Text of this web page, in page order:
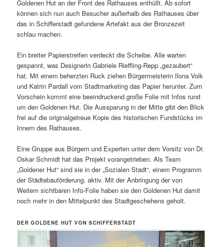
Goldenen Hut an der Front des Rathauses enthüllt. Ab sofort
können sich nun auch Besucher außerhalb des Rathauses über
das in Schifferstadt gefundene Artefakt aus der Bronzezeit
schlau machen.
Ein breiter Papierstreifen verdeckt die Scheibe. Alle warten
gespannt, was Designerin Gabriele Rieffling-Repp „gezaubert“
hat. Mit einem beherzten Ruck ziehen Bürgermeisterin Ilona Volk
und Katrin Pardall vom Stadtmarketing das Papier herunter. Zum
Vorschein kommt eine beeindruckend große Folie mit Infos rund
um den Goldenen Hut. Die Aussparung in der Mitte gibt den Blick
frei auf die originalgetreue Kopie des historischen Fundstücks im
Innern des Rathauses.
Eine Gruppe aus Bürgern und Experten unter dem Vorsitz von Dr.
Oskar Schmidt hat das Projekt vorangetrieben. Als Team
„Goldener Hut“ sind sie in der „Sozialen Stadt“, einem Programm
der Städtebauförderung, aktiv. Mit der Anbringung der von
Weitem sichtbaren Info-Folie haben sie den Goldenen Hut damit
noch mehr in den Mittelpunkt des Stadtgeschehens geholt.
DER GOLDENE HUT VON SCHIFFERSTADT